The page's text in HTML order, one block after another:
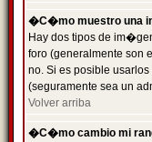
�C�mo muestro una
Hay dos tipos de
foro (generalmente son
no. Si es posible
(seguramente sea un
Volver arriba
�C�mo cambio mi